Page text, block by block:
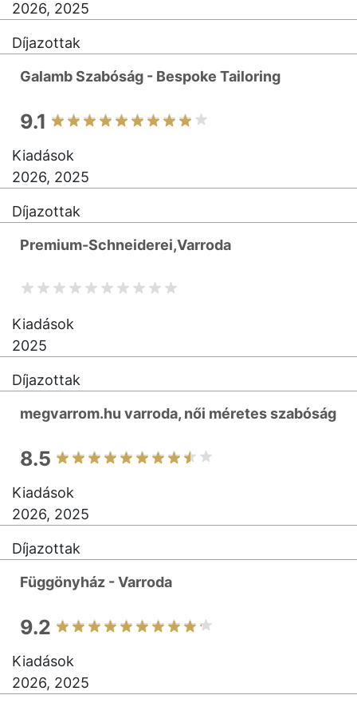
2026, 2025
Díjazottak
Galamb Szabóság - Bespoke Tailoring
9.1
Kiadások
2026, 2025
Díjazottak
Premium-Schneiderei,Varroda
Kiadások
2025
Díjazottak
megvarrom.hu varroda, női méretes szabóság
8.5
Kiadások
2026, 2025
Díjazottak
Függönyház - Varroda
9.2
Kiadások
2026, 2025